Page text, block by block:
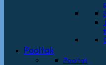
Pooltak
Pooltak